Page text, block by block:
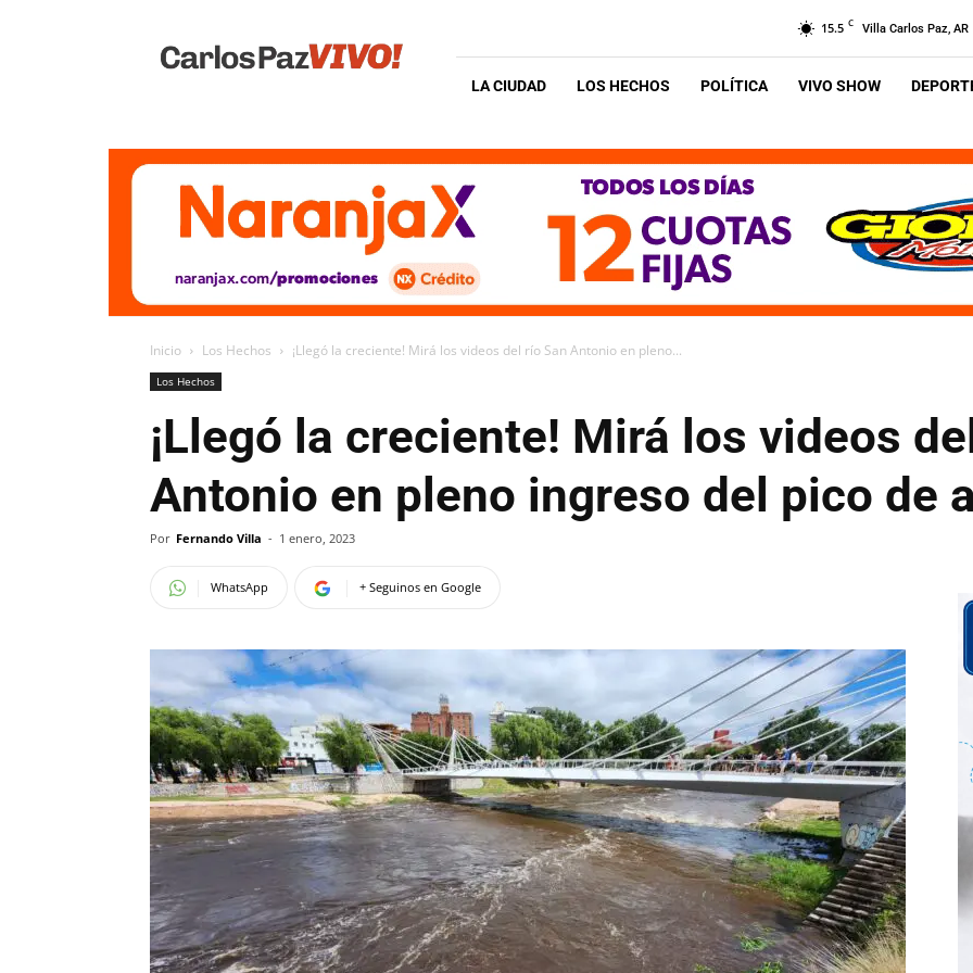
Vivo
15.5 C Villa Carlos Paz, AR
LA CIUDAD LOS HECHOS POLÍTICA VIVO SHOW
Inicio Los Hechos ¡Llegó la creciente! Mirá los videos del río San Antonio en pleno...
Los Hechos
¡Llegó la creciente! Mirá los videos
Antonio en pleno ingreso del pico de
Por Fernando Villa - 1 enero, 2023
WhatsApp + Seguinos en Google